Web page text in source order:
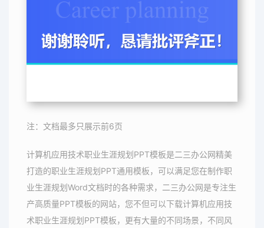
注：文档最多只展示前6页
计算机应用技术职业生涯规划PPT模板是二三办公网精美
打造的职业生涯规划PPT通用模板，可以满足您在制作职
业生涯规划Word文档时的各种需求，二三办公网是专注生
产高质量PPT模板的网站，您不但可以下载计算机应用技
术职业生涯规划PPT模板，更有大量的不同场景，不同风